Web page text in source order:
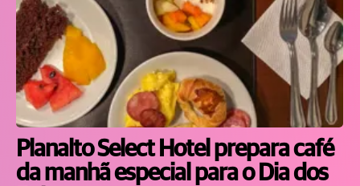
Planalto Select Hotel prepara café
da manhã especial para o Dia dos